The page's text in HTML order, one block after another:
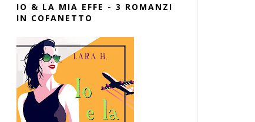
IO & LA MIA EFFE - 3 ROMANZI
IN COFANETTO